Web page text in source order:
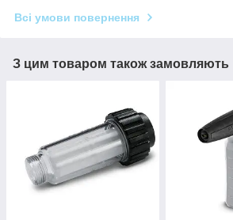
Всі умови повернення
З цим товаром також замовляють